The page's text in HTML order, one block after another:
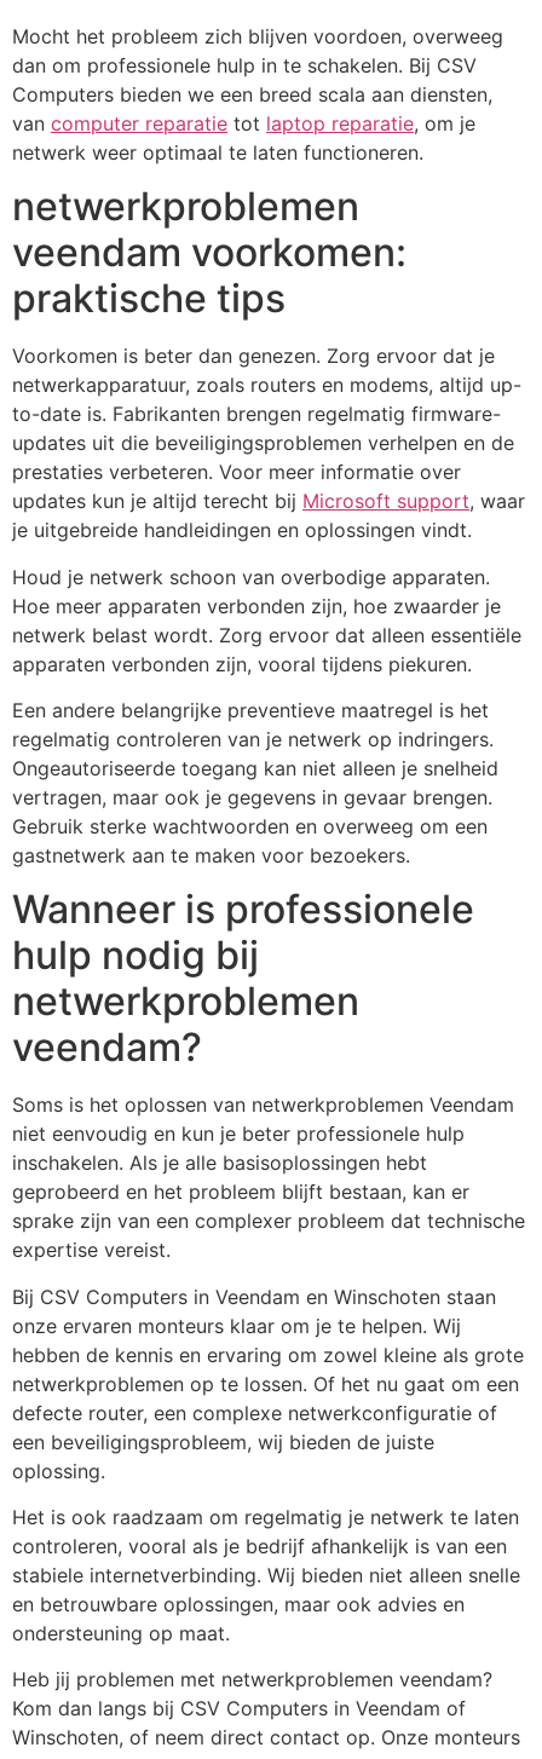
Mocht het probleem zich blijven voordoen, overweeg
dan om professionele hulp in te schakelen. Bij CSV
Computers bieden we een breed scala aan diensten,
van computer reparatie tot laptop reparatie, om je
netwerk weer optimaal te laten functioneren.
netwerkproblemen
veendam voorkomen:
praktische tips
Voorkomen is beter dan genezen. Zorg ervoor dat je
netwerkapparatuur, zoals routers en modems, altijd up-
to-date is. Fabrikanten brengen regelmatig firmware-
updates uit die beveiligingsproblemen verhelpen en de
prestaties verbeteren. Voor meer informatie over
updates kun je altijd terecht bij Microsoft support, waar
je uitgebreide handleidingen en oplossingen vindt.
Houd je netwerk schoon van overbodige apparaten.
Hoe meer apparaten verbonden zijn, hoe zwaarder je
netwerk belast wordt. Zorg ervoor dat alleen essentiële
apparaten verbonden zijn, vooral tijdens piekuren.
Een andere belangrijke preventieve maatregel is het
regelmatig controleren van je netwerk op indringers.
Ongeautoriseerde toegang kan niet alleen je snelheid
vertragen, maar ook je gegevens in gevaar brengen.
Gebruik sterke wachtwoorden en overweeg om een
gastnetwerk aan te maken voor bezoekers.
Wanneer is professionele
hulp nodig bij
netwerkproblemen
veendam?
Soms is het oplossen van netwerkproblemen Veendam
niet eenvoudig en kun je beter professionele hulp
inschakelen. Als je alle basisoplossingen hebt
geprobeerd en het probleem blijft bestaan, kan er
sprake zijn van een complexer probleem dat technische
expertise vereist.
Bij CSV Computers in Veendam en Winschoten staan
onze ervaren monteurs klaar om je te helpen. Wij
hebben de kennis en ervaring om zowel kleine als grote
netwerkproblemen op te lossen. Of het nu gaat om een
defecte router, een complexe netwerkconfiguratie of
een beveiligingsprobleem, wij bieden de juiste
oplossing.
Het is ook raadzaam om regelmatig je netwerk te laten
controleren, vooral als je bedrijf afhankelijk is van een
stabiele internetverbinding. Wij bieden niet alleen snelle
en betrouwbare oplossingen, maar ook advies en
ondersteuning op maat.
Heb jij problemen met netwerkproblemen veendam?
Kom dan langs bij CSV Computers in Veendam of
Winschoten, of neem direct contact op. Onze monteurs